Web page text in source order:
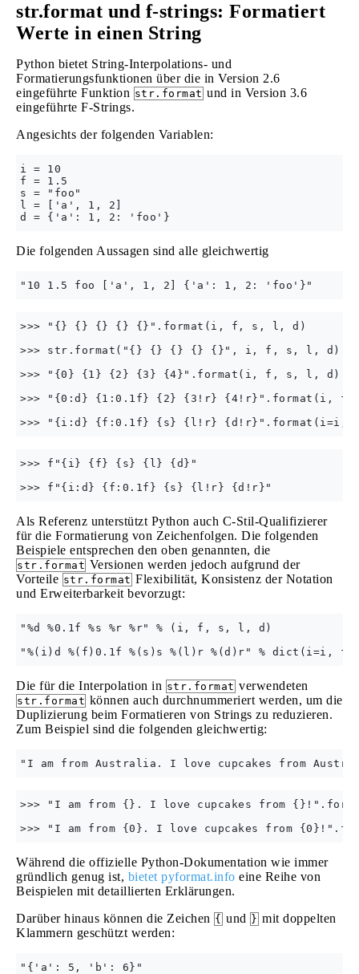
str.format und f-strings: Formatiert
Werte in einen String
Python bietet String-Interpolations- und
Formatierungsfunktionen über die in Version 2.6
eingeführte Funktion str.format und in Version 3.6
eingeführte F-Strings.
Angesichts der folgenden Variablen:
i = 10
f = 1.5
s = "foo"
l = ['a', 1, 2]
Die folgenden Aussagen sind alle gleichwertig
>>> "{} {} {} {} {}".format(i, f, s, l, d)
>>> str.format("{} {} {} {} {}", i, f, s, l, d)
>>> "{0} {1} {2} {3} {4}".format(i, f, s, l, d)
>>> "{0:d} {1:0.1f} {2} {3!r} {4!r}".format(i,
>>> f"{i} {f} {s} {l} {d}"
Als Referenz unterstützt Python auch C-Stil-Qualifizierer
für die Formatierung von Zeichenfolgen. Die folgenden
Beispiele entsprechen den oben genannten, die
str.format Versionen werden jedoch aufgrund der
Vorteile str.format Flexibilität, Konsistenz der Notation
und Erweiterbarkeit bevorzugt:
"%d %0.1f %s %r %r" % (i, f, s, l, d)
Die für die Interpolation in str.format verwendeten
str.format können auch durchnummeriert werden, um die
Duplizierung beim Formatieren von Strings zu reduzieren.
Zum Beispiel sind die folgenden gleichwertig:
>>> "I am from {}. I love cupcakes from
Während die offizielle Python-Dokumentation wie immer
gründlich genug ist, bietet pyformat.info eine Reihe von
Beispielen mit detaillierten Erklärungen.
Darüber hinaus können die Zeichen { und } mit doppelten
Klammern geschützt werden: